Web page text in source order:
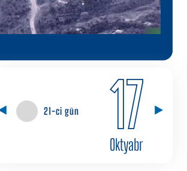
21-ci gün 17
Oktyabr